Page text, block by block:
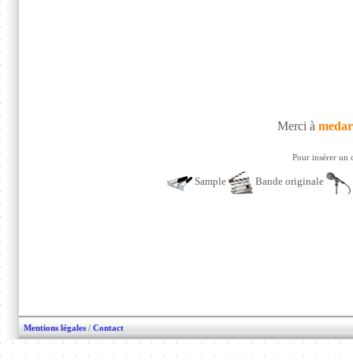
Merci à
Pour insérer un
Sample Bande originale
Mentions légales / Contact